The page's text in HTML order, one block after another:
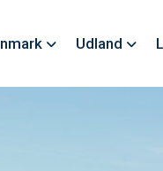
Udland